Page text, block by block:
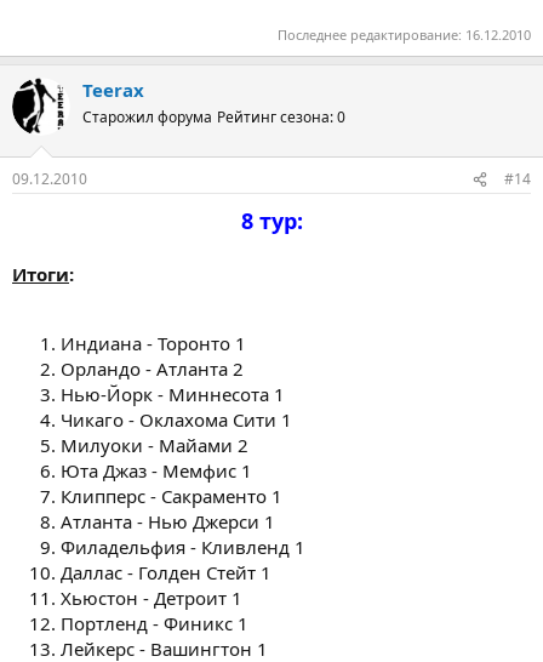
Последнее редактирование: 16.12.2010
Teerax
Старожил форума Рейтинг сезона: 0
09.12.2010 #14
8 тур:
Итоги:
Индиана - Торонто 1
Орландо - Атланта 2
Нью-Йорк - Миннесота 1
Чикаго - Оклахома Сити 1
Милуоки - Майами 2
Юта Джаз - Мемфис 1
Клипперс - Сакраменто 1
Атланта - Нью Джерси 1
Филадельфия - Кливленд 1
Даллас - Голден Стейт 1
Хьюстон - Детроит 1
Портленд - Финикс 1
Лейкерс - Вашингтон 1